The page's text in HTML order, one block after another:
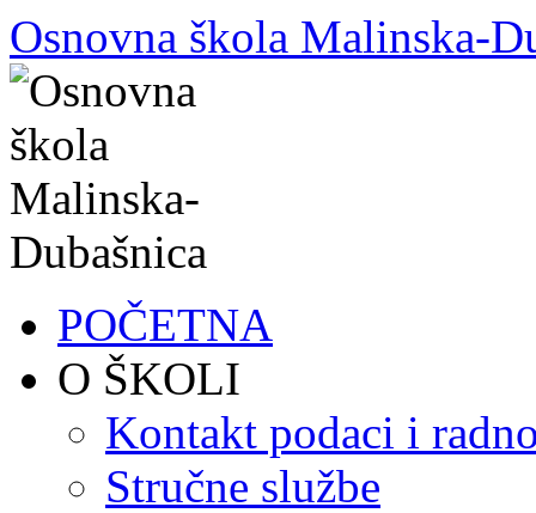
Skoči
do
sadržaja
Osnovna škola Malinska-
POČETNA
O ŠKOLI
Kontakt podaci i
Stručne službe